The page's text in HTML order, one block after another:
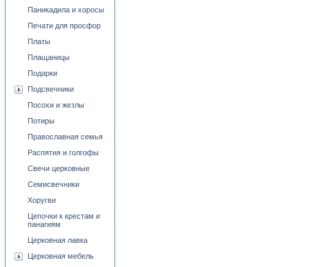
Паникадила и хоросы
Печати для просфор
Платы
Плащаницы
Подарки
Подсвечники
Посохи и жезлы
Потиры
Православная семья
Распятия и голгофы
Свечи церковные
Семисвечники
Хоругви
Цепочки к крестам и
панагиям
Церковная лавка
Церковная мебель